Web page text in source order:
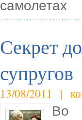
самолетах
Секрет
супругов
13/08/2011 |
Во